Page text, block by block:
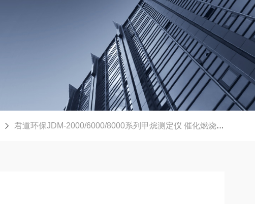
君道环保JDM-2000/6000/8000系列甲烷测定仪 催化燃烧式CH4检测仪